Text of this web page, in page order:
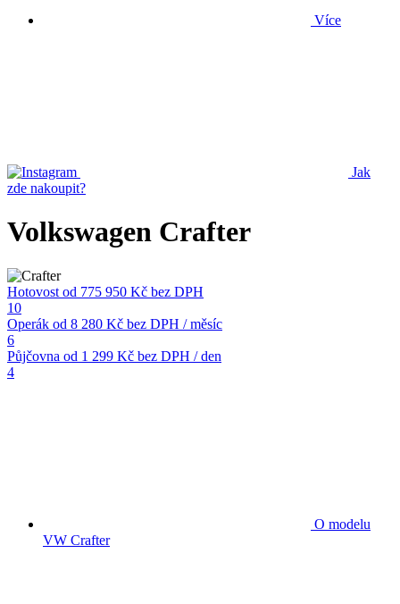
Více
Jak
zde nakoupit?
Volkswagen Crafter
Hotovost od 775 950 Kč bez DPH
10
Operák od 8 280 Kč bez DPH / měsíc
6
Půjčovna od 1 299 Kč bez DPH / den
4
O modelu
VW Crafter